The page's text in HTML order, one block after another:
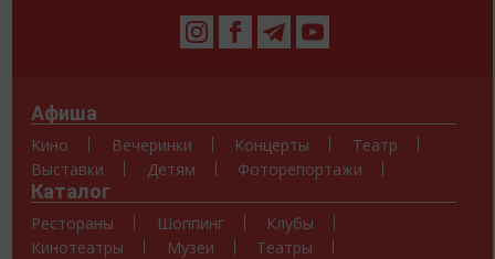
Афиша
Кино Вечеринки Концерты
Театр
Выставки
Детям Фоторепортажи
Каталог
Рестораны Шоппинг
Клубы
Кинотеатры
Музеи
Театры